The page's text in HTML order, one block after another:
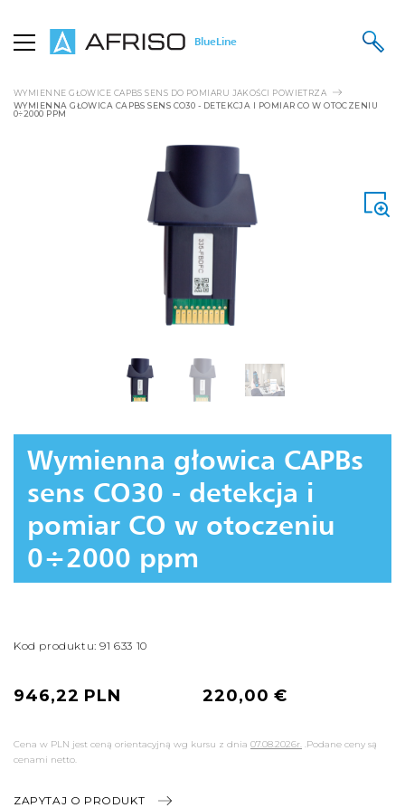
BlueLine
WYMIENNE GŁOWICE CAPBS SENS DO POMIARU JAKOŚCI POWIETRZA
WYMIENNA GŁOWICA CAPBS SENS CO30 - DETEKCJA I POMIAR CO W OTOCZENIU
0÷2000 PPM
Wymienna głowica CAPBs
sens CO30 - detekcja i
pomiar CO w otoczeniu
0÷2000 ppm
Kod produktu: 91 633 10
946,22 PLN 220,00 €
Cena w PLN jest ceną orientacyjną wg kursu z dnia 07.08.2026r. .Podane ceny są
cenami netto.
ZAPYTAJ O PRODUKT